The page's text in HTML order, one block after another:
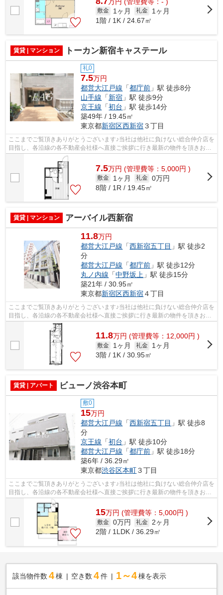
敷金 1ヶ月 礼金
1ヶ月
1階 / 1K / 24.67㎡
賃貸 | マンション トーカン新宿キャステール
礼0
7.5万円
都営大江戸線 「都庁前 」駅 徒歩8分
山手線 「新宿 」駅 徒歩9分
京王線 「初台 」駅 徒歩14分
築49年 / 19.45㎡
東京都新宿区西新宿３丁目
ここまでご覧頂きありがとうございます♪当社は他社に負けない総合仲介店を
目指し、各沿線の各不動産会社様へ直接ご挨拶に行き最新の物件を頂きお客
様へ提供しております！最新の情報は...
7.5万円 (管理費等：5,000円 )
敷金 1ヶ月 礼金 0万円
8階 / 1R / 19.45㎡
賃貸 | マンション アーバイル西新宿
11.8万円
都営大江戸線 「西新宿五丁目 」駅 徒歩2
分
都営大江戸線 「都庁前 」駅 徒歩12分
丸ノ内線 「中野坂上 」駅 徒歩15分
築21年 / 30.95㎡
東京都新宿区西新宿４丁目
ここまでご覧頂きありがとうございます♪当社は他社に負けない総合仲介店を
目指し、各沿線の各不動産会社様へ直接ご挨拶に行き最新の物件を頂きお客
様へ提供しております！最新の情報は...
11.8万円 (管理費等：12,000円 )
敷金 1ヶ月 礼金
1ヶ月
3階 / 1K / 30.95㎡
賃貸 | アパート ビューノ渋谷本町
敷0
15万円
都営大江戸線 「西新宿五丁目 」駅 徒歩8
分
京王線 「初台 」駅 徒歩10分
都営大江戸線 「都庁前 」駅 徒歩18分
築6年 / 36.29㎡
東京都渋谷区本町３丁目
ここまでご覧頂きありがとうございます♪当社は他社に負けない総合仲介店を
目指し、各沿線の各不動産会社様へ直接ご挨拶に行き最新の物件を頂きお客
様へ提供しております！最新の情報は...
15万円 (管理費等：5,000円 )
敷金 0万円 礼金
2ヶ月
2階 / 1LDK / 36.29㎡
該当物件数 4棟 空き数 4 件 1～4 棟を表示